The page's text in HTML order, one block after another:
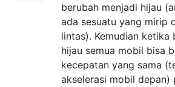
berubah menjadi hijau
ada sesuatu yang mirip
lintas). Kemudian ketika
hijau semua mobil bisa
kecepatan yang sama
akselerasi mobil depan)